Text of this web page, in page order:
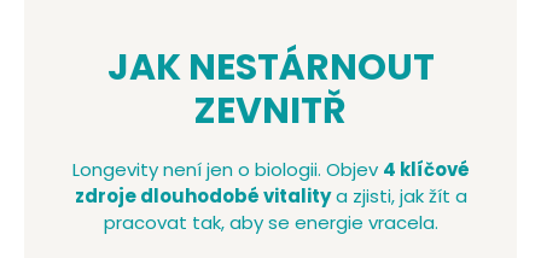
JAK NESTÁRNOUT
ZEVNITŘ
Longevity není jen o biologii. Objev 4 klíčové
zdroje dlouhodobé vitalitya zjisti, jak žít a
pracovat tak, aby se energie vracela.